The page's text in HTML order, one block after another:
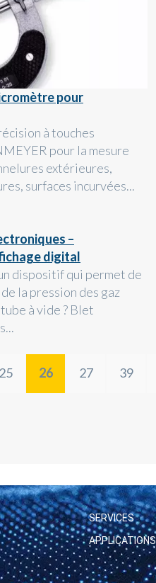
pour
à touches
pour la mesure
extérieures,
surfaces incurvées...
–
digital
dispositif qui permet de
la pression des gaz
à vide ? Blet
25 26 27 39
SERVICES
APPLICATIONS